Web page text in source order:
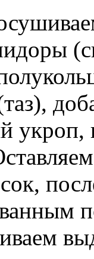
укроп,